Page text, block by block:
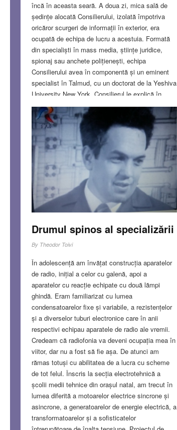
încă în aceasta seară. A doua zi, mica sală de
ședințe alocată Consilierului, izolată împotriva
oricăror scurgeri de informații în exterior, era
ocupată de echipa de lucru a acestuia. Formată
din specialiști în mass media, științe juridice,
spionaj sau anchete polițienești, echipa
Consilierului avea în componentă și un eminent
specialist în Talmud, cu un doctorat de la Yeshiva
University New York. Consilierul le explică în
detaliu dorințele Premierului și planul pentru a le
rezolva, folosind procedee mai puțin ortodoxe, cu
care echipa era de altfel familiarizată.
Read
more…
MAY 18, 2023 9 COMMENTS
Drumul spinos al specializării
By Theodor Toivi
În adolescență am învățat construcția aparatelor
de radio, inițial a celor cu galenă, apoi a
aparatelor cu reacție echipate cu două lămpi
ghindă. Eram familiarizat cu lumea
condensatoarelor fixe și variabile, a rezistențelor
și a diverselor tuburi electronice care în anii
respectivi echipau aparatele de radio ale vremii.
Credeam că radiofonia va deveni ocupația mea în
viitor, dar nu a fost să fie așa. De atunci am
rămas totuși cu abilitatea de a lucra cu scheme
de tot felul. Înscris la secția electrotehnică a
școlii medii tehnice din orașul natal, am trecut în
lumea diferită a motoarelor electrice sincrone și
asincrone, a generatoarelor de energie electrică, a
transformatoarelor și a sofisticatelor